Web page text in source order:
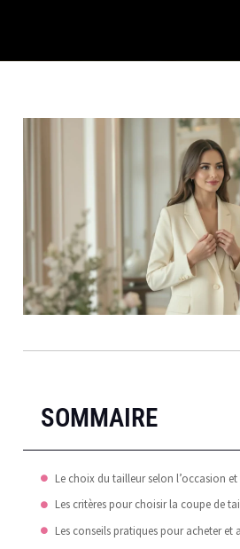
SOMMAIRE
Le choix du tailleur selon l’occasion
Les critères pour choisir la coupe de